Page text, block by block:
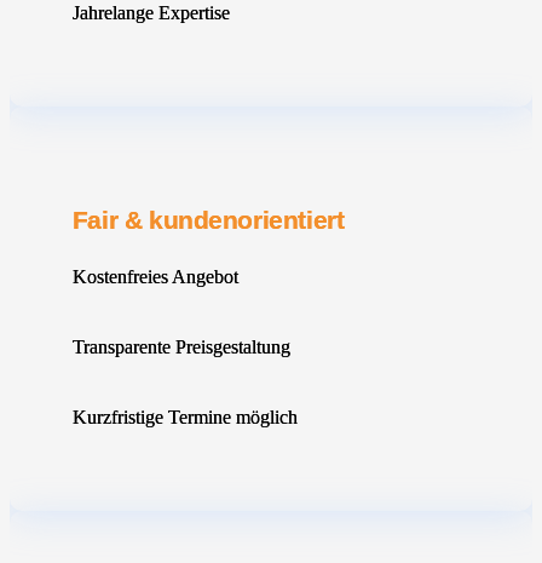
Jahrelange Expertise
Fair & kundenorientiert
Kostenfreies Angebot
Transparente Preisgestaltung
Kurzfristige Termine möglich